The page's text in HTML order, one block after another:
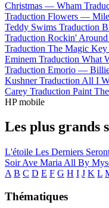
Christmas — Wham
Traduction Flowers —
Teddy Swims Traduction
Traduction Rockin'
Traduction The Magic
Eminem Traduction What
Traduction Emorio —
Kushner Traduction All I
Carey Traduction Paint
HP mobile
Les plus grands
L'étoile Les Derniers
SoirAve Maria All By
A B C D E F G H I J K L
Thématiques